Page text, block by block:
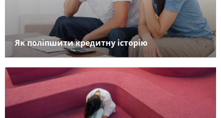
Як поліпшити кредитну історію